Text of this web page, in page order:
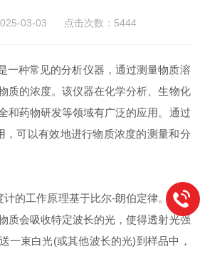
03-03 点击次数：5444
种常见的分析仪器，通过测量物质溶
质的浓度。该仪器在化学分析、生物化
和药物研发等领域有广泛的应用。通过
，可以有效地进行物质浓度的测量和分
的工作原理基于比尔-朗伯定律。当光
质会吸收特定波长的光，使得透射光强
一束白光(或其他波长的光)到样品中，